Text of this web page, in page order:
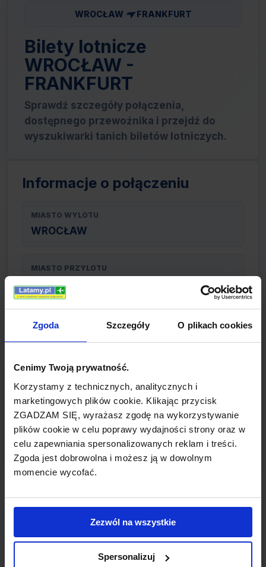
Zgoda Szczegóły O plikach cookies
Cenimy Twoją prywatność.
Korzystamy z technicznych, analitycznych i
marketingowych plików cookie. Klikając przycisk
ZGADZAM SIĘ, wyrażasz zgodę na wykorzystywanie
plików cookie w celu poprawy wydajności strony oraz w
celu zapewniania spersonalizowanych reklam i treści.
Zgoda jest dobrowolna i możesz ją w dowolnym
momencie wycofać.
Zezwól na wszystkie
Spersonalizuj
WROCŁAW FRANKFURT
Bilety lotnicze
WROCŁAW -
FRANKFURT
Sprawdź szczegóły połączenia,
dostępnego przewoźnika i przejdź do
wyszukiwarki tanich biletów lotniczych.
Informacje o połączeniu
MIASTO WYLOTU
WROCŁAW
MIASTO PRZYLOTU
FRANKFURT
TYP POŁĄCZENIA
REZERWACJA
online lub telefoniczna
PŁATNOŚĆ
przelew, gotówka, karta
LOT